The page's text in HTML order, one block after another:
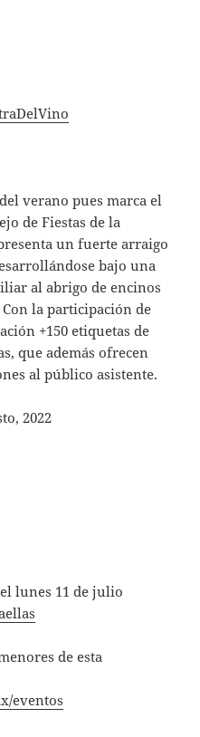
verano pues marca el
de Fiestas de la
un fuerte arraigo
bajo una
al abrigo de encinos
la participación de
+150 etiquetas de
que además ofrecen
al público asistente.
2022
lunes 11 de julio
de esta
eventos